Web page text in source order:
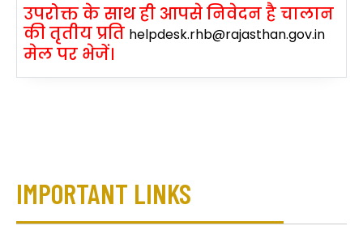
उपरोक्त के साथ ही आपसे निवेदन है चालान
की तृतीय प्रति helpdesk.rhb@rajasthan.gov.in
मेल पर भेजें।
IMPORTANT LINKS